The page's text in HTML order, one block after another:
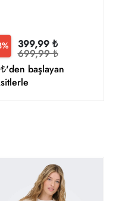
399,99 ₺
699,99 ₺
başlayan